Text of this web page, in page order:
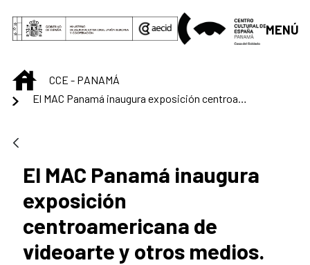
Saltar al contenido principal
MENÚ
INICIOCCE - PANAMÁ
El MAC Panamá inaugura
exposición
centroamericana de
videoarte y otros medios.